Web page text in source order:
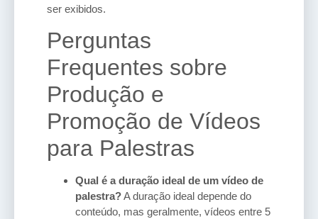
ser exibidos.
Perguntas
Frequentes sobre
Produção e
Promoção de Vídeos
para Palestras
Qual é a duração ideal de um vídeo de
palestra?A duração ideal depende do
conteúdo, mas geralmente, vídeos entre 5